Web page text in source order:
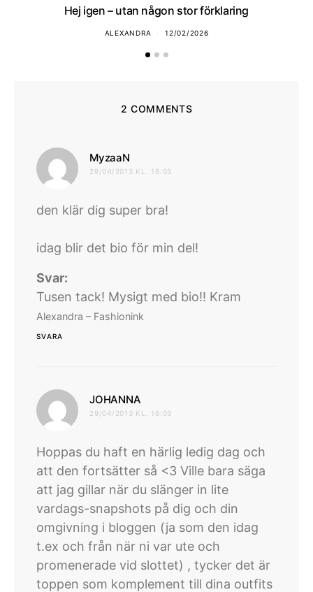
Hej igen – utan någon stor förklaring
ALEXANDRA 12/02/2026
2 COMMENTS
MyzaaN
29/04/2013 KL. 16:03
den klär dig super bra!
idag blir det bio för min del!
Svar:
Tusen tack! Mysigt med bio!! Kram
Alexandra – Fashionink
SVARA
JOHANNA
29/04/2013 KL. 16:03
Hoppas du haft en härlig ledig dag och
att den fortsätter så <3 Ville bara säga
att jag gillar när du slänger in lite
vardags-snapshots på dig och din
omgivning i bloggen (ja som den idag
t.ex och från när ni var ute och
promenerade vid slottet) , tycker det är
toppen som komplement till dina outfits